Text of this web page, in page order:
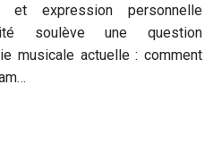
et expression personnelle
soulève une question
musicale actuelle : comment